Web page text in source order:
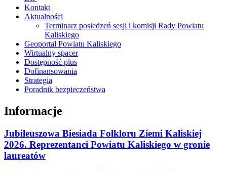
Kontakt
Aktualności
Terminarz posiedzeń sesji i komisji Rady Powiatu
Kaliskiego
Geoportal Powiatu Kaliskiego
Wirtualny spacer
Dostępność plus
Dofinansowania
Strategia
Poradnik bezpieczeństwa
Informacje
Jubileuszowa Biesiada Folkloru Ziemi Kaliskiej
2026. Reprezentanci Powiatu Kaliskiego w gronie
laureatów